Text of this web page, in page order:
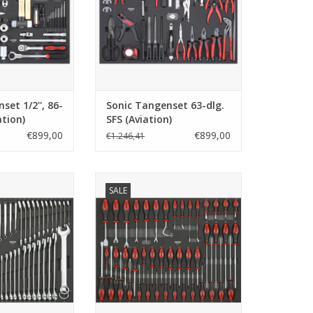
1/2'', 86-
€899,00
Sonic Tangenset 63-dlg.
SFS (Aviation)
€1.246,41 €899,00
WINKELWAGEN
SALE
TOEVOEGEN AAN WINKELWAGEN